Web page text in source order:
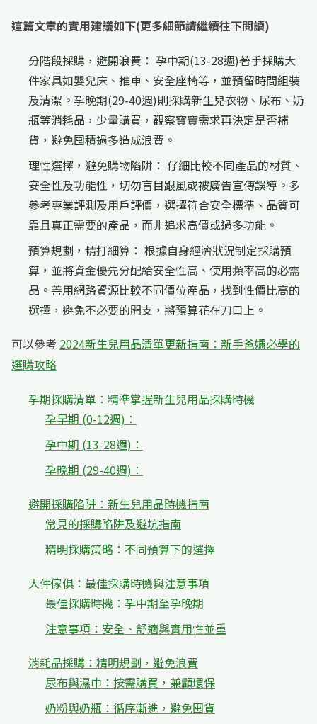
這篇文章的實用建議如下(更多細節請繼續往下閱讀)
分階段採購，避開浪費： 孕中期(13-28週)著手採購大
件家具如嬰兒床、推車、安全座椅等，並預留時間組裝
及清潔。孕晚期(29-40週)則採購新生兒衣物、尿布、奶
瓶等消耗品，少量購買，觀察寶寶需求再決定是否補
貨，避免囤積過多造成浪費。
理性選擇，避免購物陷阱： 仔細比較不同產品的材質、
安全性及功能性，切勿盲目跟風或被廣告宣傳誤導。多
參考專業評測及用戶評價，選擇符合安全標準、品質可
靠且真正需要的產品，而非追求高價或過多功能。
預算規劃，精打細算： 根據自身經濟狀況制定採購預
算，並將資金優先分配給安全性高、使用頻率高的必需
品。善用網路資源比較不同價位產品，找到性價比高的
選擇，避免不必要的開支，將預算花在刀口上。
可以參考 2024新生兒用品清單更新指南：新手爸媽必學的
選購攻略
孕期採購清單：精準掌握新生兒用品採購時機
孕早期 (0-12週)：
孕中期 (13-28週)：
孕晚期 (29-40週)：
避開採購陷阱：新生兒用品時機指南
常見的採購陷阱及避坑指南
精明採購策略：不同預算下的選擇
大件傢俱：最佳採購時機與注意事項
最佳採購時機：孕中期至孕晚期
注意事項：安全、舒適與實用性並重
消耗品採購：精明規劃，避免浪費
尿布與濕巾：按需購買，兼顧環保
奶粉與奶瓶：循序漸進，避免囤貨